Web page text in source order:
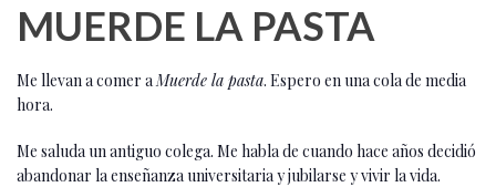
MUERDE LA PASTA
Me llevan a comer aMuerde la pasta. Espero en una cola de media
hora.
Me saluda un antiguo colega. Me habla de cuando hace años decidió
abandonar la enseñanza universitaria y jubilarse y vivir la vida.